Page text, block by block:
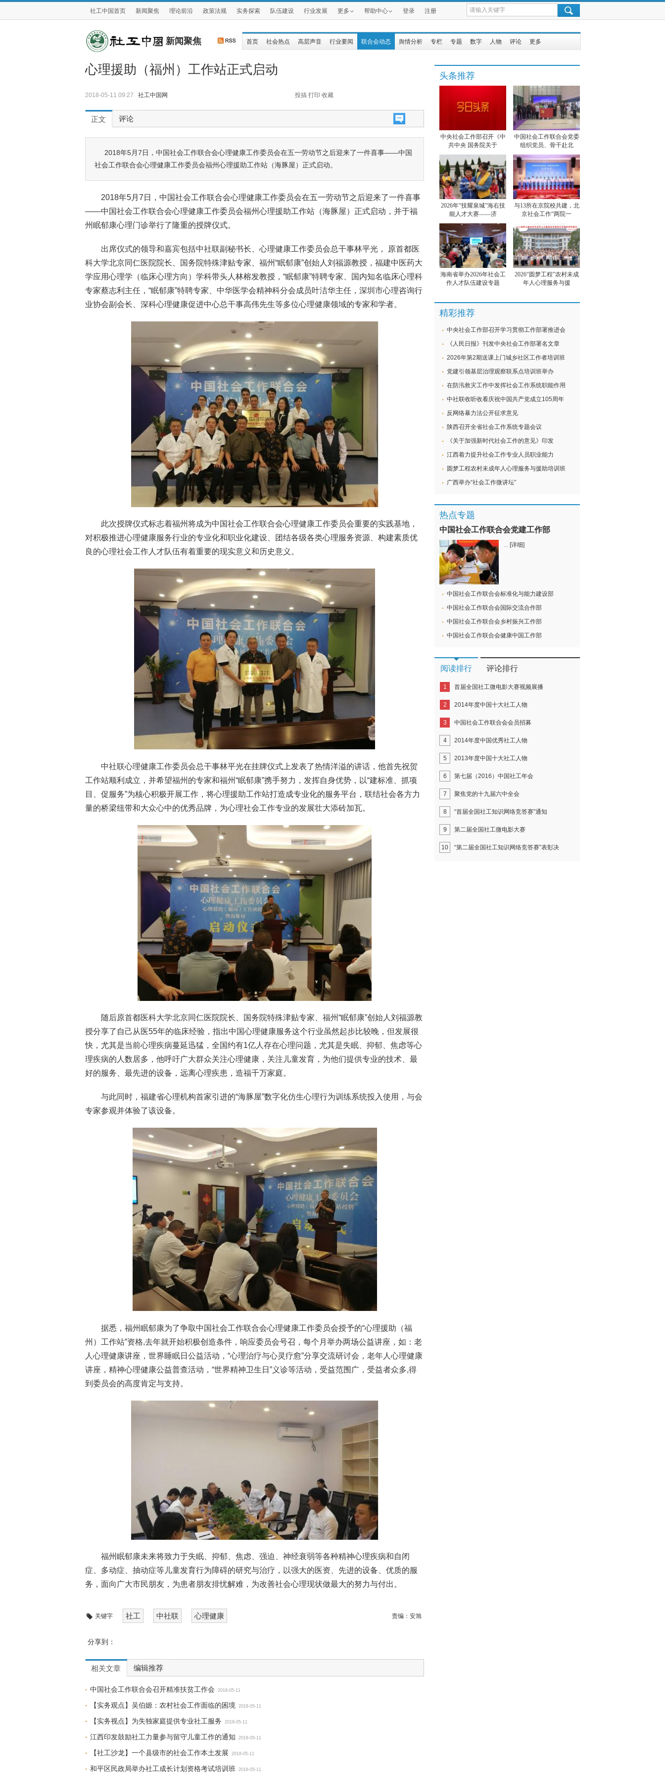
社工中国首页 新闻聚焦 理论前沿 政策法规 实务探索 队伍建设 行业发展 更多 帮助中心 登录 注册
新闻聚焦 首页 社会热点 高层声音 行业要闻 联合会动态 舆情分析 专栏 专题 数字 人物 评论 更多
心理援助（福州）工作站正式启动
2018-05-11 09:27 社工中国网 投搞 打印 收藏
正文 评论
2018年5月7日，中国社会工作联合会心理健康工作委员会在五一劳动节之后迎来了一件喜事——中国
社会工作联合会心理健康工作委员会福州心理援助工作站（海豚屋）正式启动。
2018年5月7日，中国社会工作联合会心理健康工作委员会在五一劳动节之后迎来了一件喜事
——中国社会工作联合会心理健康工作委员会福州心理援助工作站（海豚屋）正式启动，并于福
州眠郁康心理门诊举行了隆重的授牌仪式。
出席仪式的领导和嘉宾包括中社联副秘书长、心理健康工作委员会总干事林平光， 原首都医
科大学北京同仁医院院长、国务院特殊津贴专家、福州“眠郁康”创始人刘福源教授，福建中医药大
学应用心理学（临床心理方向）学科带头人林榕发教授，“眠郁康”特聘专家、国内知名临床心理科
专家蔡志利主任，“眠郁康”特聘专家、中华医学会精神科分会成员叶洁华主任，深圳市心理咨询行
业协会副会长、深科心理健康促进中心总干事高伟先生等多位心理健康领域的专家和学者。
此次授牌仪式标志着福州将成为中国社会工作联合会心理健康工作委员会重要的实践基地，
对积极推进心理健康服务行业的专业化和职业化建设、团结各级各类心理服务资源、构建素质优
良的心理社会工作人才队伍有着重要的现实意义和历史意义。
中社联心理健康工作委员会总干事林平光在挂牌仪式上发表了热情洋溢的讲话，他首先祝贺
工作站顺利成立，并希望福州的专家和福州“眠郁康”携手努力，发挥自身优势，以“建标准、抓项
目、促服务”为核心积极开展工作，将心理援助工作站打造成专业化的服务平台，联结社会各方力
量的桥梁纽带和大众心中的优秀品牌，为心理社会工作专业的发展壮大添砖加瓦。
随后原首都医科大学北京同仁医院院长、国务院特殊津贴专家、福州“眠郁康”创始人刘福源教
授分享了自己从医55年的临床经验，指出中国心理健康服务这个行业虽然起步比较晚，但发展很
快，尤其是当前心理疾病蔓延迅猛，全国约有1亿人存在心理问题，尤其是失眠、抑郁、焦虑等心
理疾病的人数居多，他呼吁广大群众关注心理健康，关注儿童发育，为他们提供专业的技术、最
好的服务、最先进的设备，远离心理疾患，造福千万家庭。
与此同时，福建省心理机构首家引进的“海豚屋”数字化仿生心理行为训练系统投入使用，与会
专家参观并体验了该设备。
据悉，福州眠郁康为了争取中国社会工作联合会心理健康工作委员会授予的“心理援助（福
州）工作站”资格,去年就开始积极创造条件，响应委员会号召，每个月举办两场公益讲座，如：老
人心理健康讲座，世界睡眠日公益活动，“心理治疗与心灵疗愈”分享交流研讨会，老年人心理健康
讲座，精神心理健康公益普查活动，“世界精神卫生日”义诊等活动，受益范围广，受益者众多,得
到委员会的高度肯定与支持。
福州眠郁康未来将致力于失眠、抑郁、焦虑、强迫、神经衰弱等各种精神心理疾病和自闭
症、多动症、抽动症等儿童发育行为障碍的研究与治疗，以强大的医资、先进的设备、优质的服
务，面向广大市民朋友，为患者朋友排忧解难，为改善社会心理现状做最大的努力与付出。
关键字 社工 中社联 心理健康 责编： 安旭
分享到：
相关文章 编辑推荐
中国社会工作联合会召开精准扶贫工作会 2018-05-11
【实务观点】吴伯嫄：农村社会工作面临的困境 2018-05-11
【实务视点】为失独家庭提供专业社工服务 2018-05-11
江西印发鼓励社工力量参与留守儿童工作的通知 2018-05-11
【社工沙龙】一个县级市的社会工作本土发展 2018-05-11
和平区民政局举办社工成长计划资格考试培训班 2018-05-11
头条推荐
中央社会工作部召开《中
共中央 国务院关于
中国社会工作联合会党委
组织党员、骨干赴北
2026年“技耀泉城”海右技
能人才大赛——济
与13所在京院校共建，北
京社会工作“两院一
海南省举办2026年社会工
作人才队伍建设专题
2026“圆梦工程”农村未成
年人心理服务与援
精彩推荐
中央社会工作部召开学习贯彻工作部署推进会
《人民日报》刊发中央社会工作部署名文章
2026年第2期送课上门城乡社区工作者培训班
党建引领基层治理观察联系点培训班举办
在防汛救灾工作中发挥社会工作系统职能作用
中社联收听收看庆祝中国共产党成立105周年
反网络暴力法公开征求意见
陕西召开全省社会工作系统专题会议
《关于加强新时代社会工作的意见》印发
江西着力提升社会工作专业人员职业能力
圆梦工程农村未成年人心理服务与援助培训班
广西举办“社会工作微讲坛”
热点专题
中国社会工作联合会党建工作部
... [详细]
中国社会工作联合会标准化与能力建设部
中国社会工作联合会国际交流合作部
中国社会工作联合会乡村振兴工作部
中国社会工作联合会健康中国工作部
阅读排行 评论排行
1 首届全国社工微电影大赛视频展播
2 2014年度中国十大社工人物
3 中国社会工作联合会会员招募
4 2014年度中国优秀社工人物
5 2013年度中国十大社工人物
6 第七届（2016）中国社工年会
7 聚焦党的十九届六中全会
8 “首届全国社工知识网络竞答赛”通知
9 第二届全国社工微电影大赛
10 “第二届全国社工知识网络竞答赛”表彰决